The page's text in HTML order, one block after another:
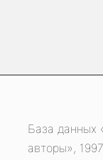
База данных
авторы»,